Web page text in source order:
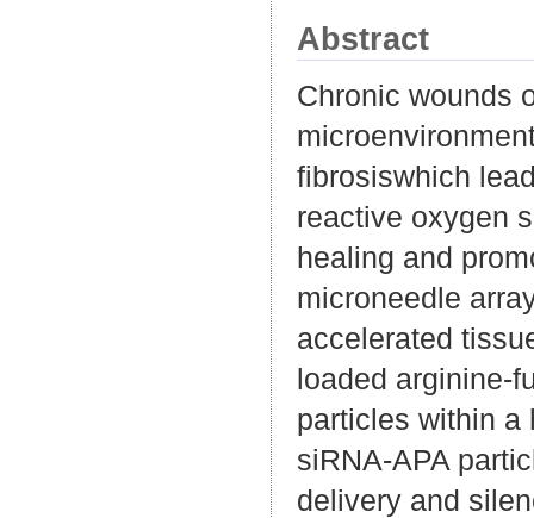
Abstract
Chronic wounds
fibrosiswhich
reactive oxygen
healing and
microneedle
accelerated
loaded arginine-
particles within a
siRNA-APA
delivery and